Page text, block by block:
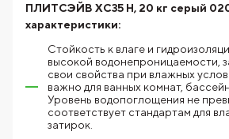
ПЛИТСЭЙВ XC35 H, 20 кг серый
характеристики:
Стойкость к влаге и
высокой водонепроницаемости,
свои свойства при влажных
важно для ванных комнат,
Уровень водопоглощения не
соответствует стандартам для
затирок.